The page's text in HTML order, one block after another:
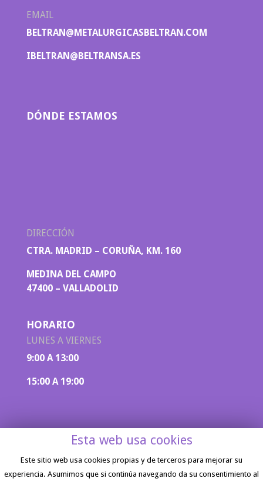
EMAIL
BELTRAN@METALURGICASBELTRAN.COM
IBELTRAN@BELTRANSA.ES
DÓNDE ESTAMOS
DIRECCIÓN
CTRA. MADRID – CORUÑA, KM. 160
MEDINA DEL CAMPO
47400 – VALLADOLID
HORARIO
LUNES A VIERNES
9:00 A 13:00
15:00 A 19:00
Aviso legal|Política de privacidad| Diseño
Esta web usa cookies
Este sitio web usa cookies propias y de terceros para mejorar su
experiencia. Asumimos que si continúa navegando da su consentimiento al